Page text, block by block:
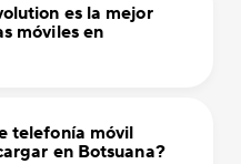
es la mejor
móviles en
telefonía móvil
en Botsuana?